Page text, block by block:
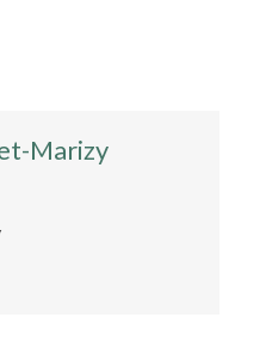
Marizy